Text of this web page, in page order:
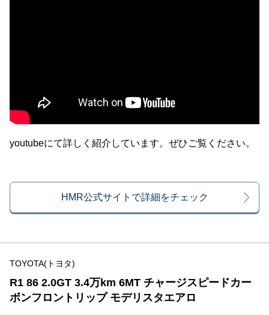
youtubeにて詳しく紹介しています。ぜひご覧ください。
HMR公式サイトで詳細をチェック
TOYOTA(トヨタ)
R1 86 2.0GT 3.4万km 6MT チャージスピードカー
ボンフロントリップ モデリスタエアロ